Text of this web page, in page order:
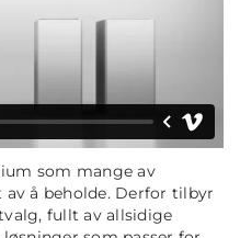
som mange av
å beholde. Derfor tilbyr
fullt av allsidige